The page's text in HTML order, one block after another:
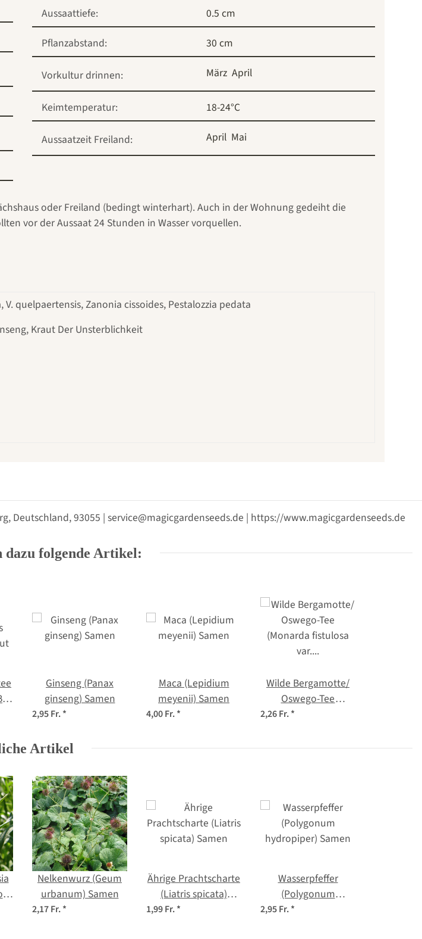
Aussaattiefe:
0.5 cm
Pflanzabstand:
30 cm
Vorkultur drinnen: März April
Keimtemperatur: 18-24°C
Aussaatzeit Freiland: April Mai
oder Freiland (bedingt winterhart). Auch in der Wohnung gedeiht die
vor der Aussaat 24 Stunden in Wasser vorquellen.
quelpaertensis, Zanonia cissoides, Pestalozzia pedata
Kraut Der Unsterblichkeit
Deutschland, 93055 | service@magicgardenseeds.de | https://www.magicgardenseeds.de
dazu folgende Artikel:
Ginseng (Panax
ginseng) Samen
2,95 Fr.*
Maca (Lepidium
meyenii) Samen
4,00 Fr.*
Wilde Bergamotte/
Oswego-Tee
(Monarda fistulosa
Saatgut
2,26 Fr.*
Artikel
Nelkenwurz (Geum
urbanum) Samen
2,17 Fr.*
Ährige Prachtscharte
(Liatris spicata)
Samen
1,99 Fr.*
Wasserpfeffer
(Polygonum
hydropiper) Samen
2,95 Fr.*